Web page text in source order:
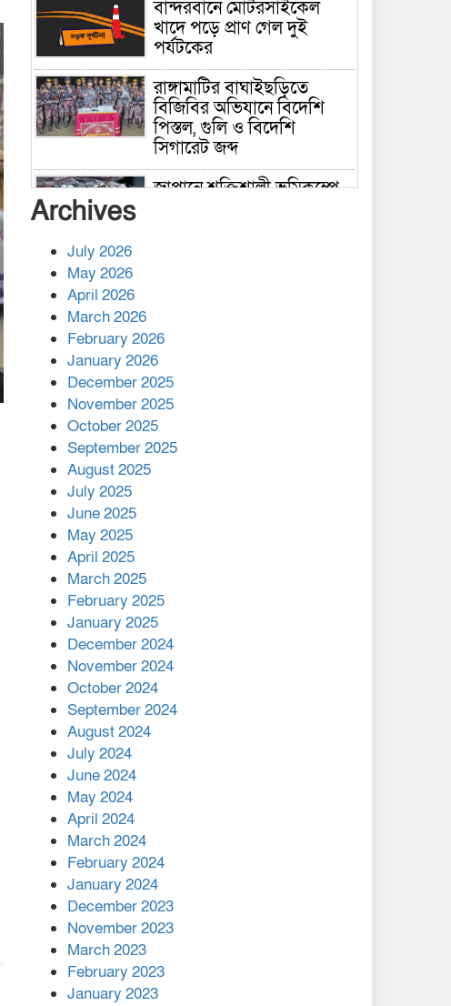
বান্দরবানে মোটরসাইকেল
খাদে পড়ে প্রাণ গেল দুই
পর্যটকের
রাঙ্গামাটির বাঘাইছড়িতে
বিজিবির অভিযানে বিদেশি
পিস্তল, গুলি ও বিদেশি
সিগারেট জব্দ
জাপানে শক্তিশালী ভূমিকম্পে
কাপ্তাই প্রেস ক্লাবের সভাপতি
মাহফুজ, সম্পাদক রিপন মারমা
নির্বাচিত
মালয়েশিয়ার প্রধানমন্ত্রীকে চিঠি
দেয়ার পর ফোন তারেক
রহমানের,গ্যাস সঙ্কট
মোকাবিলায় সহায়তার আশ্বাস
এক বিলিয়ন ডলার বিনিয়োগ
হবে আনোয়ারায়
বান্দরবানে বন্যায় ক্ষতিগ্রস্তদের
মাঝে সহায়তা দিলেন সাচিং প্রু
জেরী
Archives
July 2026
May 2026
April 2026
March 2026
February 2026
January 2026
December 2025
November 2025
October 2025
September 2025
August 2025
July 2025
June 2025
May 2025
April 2025
March 2025
February 2025
January 2025
December 2024
November 2024
October 2024
September 2024
August 2024
July 2024
June 2024
May 2024
April 2024
March 2024
February 2024
January 2024
December 2023
November 2023
March 2023
February 2023
January 2023